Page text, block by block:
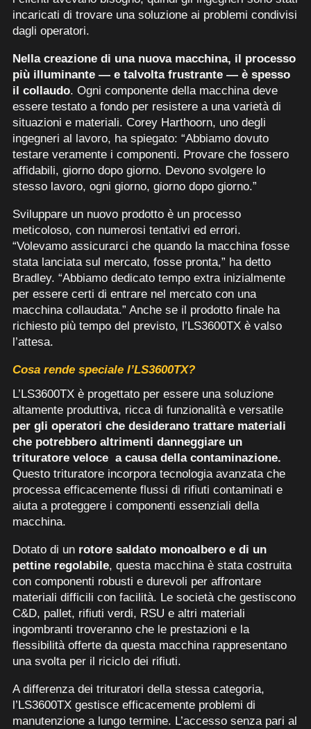
incaricati di trovare una soluzione ai problemi condivisi
dagli operatori.
Nella creazione di una nuova macchina, il processo
più illuminante — e talvolta frustrante — è spesso
il collaudo. Ogni componente della macchina deve
essere testato a fondo per resistere a una varietà di
situazioni e materiali. Corey Harthoorn, uno degli
ingegneri al lavoro, ha spiegato: “Abbiamo dovuto
testare veramente i componenti. Provare che fossero
affidabili, giorno dopo giorno. Devono svolgere lo
stesso lavoro, ogni giorno, giorno dopo giorno.”
Sviluppare un nuovo prodotto è un processo
meticoloso, con numerosi tentativi ed errori.
“Volevamo assicurarci che quando la macchina fosse
stata lanciata sul mercato, fosse pronta,” ha detto
Bradley. “Abbiamo dedicato tempo extra inizialmente
per essere certi di entrare nel mercato con una
macchina collaudata.” Anche se il prodotto finale ha
richiesto più tempo del previsto, l’LS3600TX è valso
l’attesa.
Cosa rende speciale l’LS3600TX?
L’LS3600TX è progettato per essere una soluzione
altamente produttiva, ricca di funzionalità e versatile
per gli operatori che desiderano trattare materiali
che potrebbero altrimenti danneggiare un
trituratore veloce a causa della contaminazione.
Questo trituratore incorpora tecnologia avanzata che
processa efficacemente flussi di rifiuti contaminati e
aiuta a proteggere i componenti essenziali della
macchina.
Dotato di un rotore saldato monoalbero e di un
pettine regolabile, questa macchina è stata costruita
con componenti robusti e durevoli per affrontare
materiali difficili con facilità. Le società che gestiscono
C&D, pallet, rifiuti verdi, RSU e altri materiali
ingombranti troveranno che le prestazioni e la
flessibilità offerte da questa macchina rappresentano
una svolta per il riciclo dei rifiuti.
A differenza dei trituratori della stessa categoria,
l’LS3600TX gestisce efficacemente problemi di
manutenzione a lungo termine. L’accesso senza pari al